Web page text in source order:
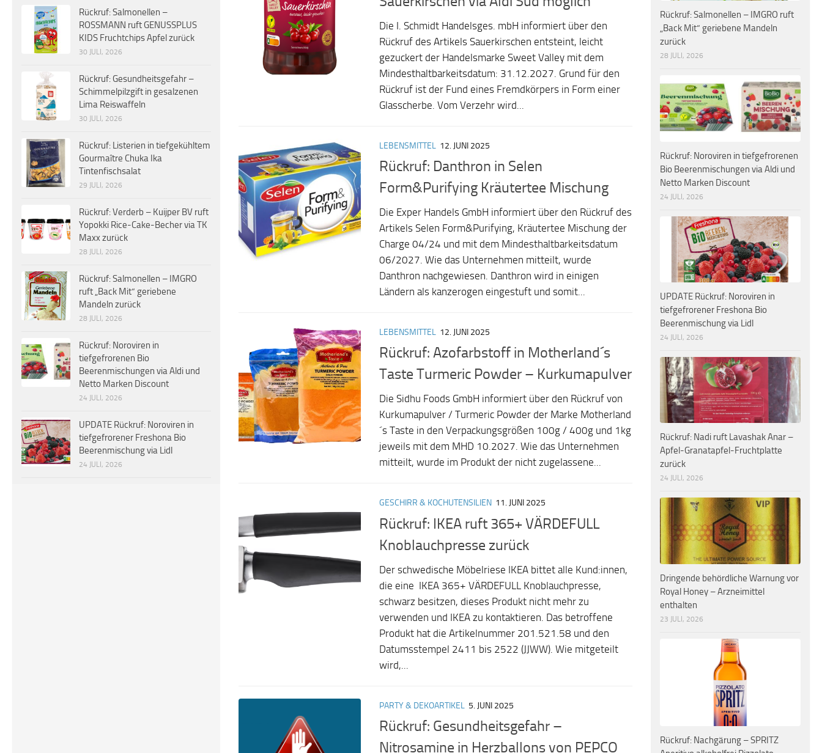
Die I. Schmidt Handelsges. mbH informiert über den
Rückruf des Artikels Sauerkirschen entsteint, leicht
gezuckert der Handelsmarke Sweet Valley mit dem
Mindesthaltbarkeitsdatum: 31.12.2027. Grund für den
Rückruf ist der Fund eines Fremdkörpers in Form einer
Glasscherbe. Vom Verzehr wird...
LEBENSMITTEL 12. JUNI 2025
Rückruf: Danthron in Selen
Form&Purifying Kräutertee Mischung
Die Exper Handels GmbH informiert über den Rückruf des
Artikels Selen Form&Purifying, Kräutertee Mischung der
Charge 04/24 und mit dem Mindesthaltbarkeitsdatum
06/2027. Wie das Unternehmen mitteilt, wurde
Danthron nachgewiesen. Danthron wird in einigen
Ländern als kanzerogen eingestuft und somit...
LEBENSMITTEL 12. JUNI 2025
Rückruf: Azofarbstoff in Motherland´s
Taste Turmeric Powder – Kurkumapulver
Die Sidhu Foods GmbH informiert über den Rückruf von
Kurkumapulver / Turmeric Powder der Marke Motherland
´s Taste in den Verpackungsgrößen 100g / 400g und 1kg
jeweils mit dem MHD 10.2027. Wie das Unternehmen
mitteilt, wurde im Produkt der nicht zugelassene...
GESCHIRR & KOCHUTENSILIEN 11. JUNI 2025
Rückruf: IKEA ruft 365+ VÄRDEFULL
Knoblauchpresse zurück
Der schwedische Möbelriese IKEA bittet alle Kund:innen,
die eine IKEA 365+ VÄRDEFULL Knoblauchpresse,
schwarz besitzen, dieses Produkt nicht mehr zu
verwenden und IKEA zu kontaktieren. Das betroffene
Produkt hat die Artikelnummer 201.521.58 und den
Datumsstempel 2411 bis 2522 (JJWW). Wie mitgeteilt
wird,...
PARTY & DEKOARTIKEL 5. JUNI 2025
Rückruf: Gesundheitsgefahr –
Nitrosamine in Herzballons von PEPCO
Rückruf: Salmonellen –
ROSSMANN ruft GENUSSPLUS
KIDS Fruchtchips Apfel zurück
30 JULI, 2026
Rückruf: Gesundheitsgefahr –
Schimmelpilzgift in gesalzenen
Lima Reiswaffeln
30 JULI, 2026
Rückruf: Listerien in tiefgekühltem
Gourmaître Chuka Ika
Tintenfischsalat
29 JULI, 2026
Rückruf: Verderb – Kuijper BV ruft
Yopokki Rice-Cake-Becher via TK
Maxx zurück
28 JULI, 2026
Rückruf: Salmonellen – IMGRO
ruft „Back Mit“ geriebene
Mandeln zurück
28 JULI, 2026
Rückruf: Noroviren in
tiefgefrorenen Bio
Beerenmischungen via Aldi und
Netto Marken Discount
24 JULI, 2026
UPDATE Rückruf: Noroviren in
tiefgefrorener Freshona Bio
Beerenmischung via Lidl
24 JULI, 2026
Rückruf: Salmonellen – IMGRO ruft
„Back Mit“ geriebene Mandeln
zurück
28 JULI, 2026
Rückruf: Noroviren in tiefgefrorenen
Bio Beerenmischungen via Aldi und
Netto Marken Discount
24 JULI, 2026
UPDATE Rückruf: Noroviren in
tiefgefrorener Freshona Bio
Beerenmischung via Lidl
24 JULI, 2026
Rückruf: Nadi ruft Lavashak Anar –
Apfel-Granatapfel-Fruchtplatte
zurück
24 JULI, 2026
Dringende behördliche Warnung vor
Royal Honey – Arzneimittel
enthalten
23 JULI, 2026
Rückruf: Nachgärung – SPRITZ